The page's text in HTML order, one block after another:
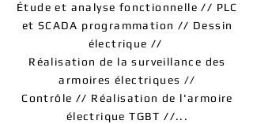
Étude et analyse fonctionnelle​// PLC
et SCADA programmation // Dessin
électrique//
Réalisation de la surveillance des
armoires électriques //
Contrôle // Réalisation de l'armoire
électrique TGBT//...